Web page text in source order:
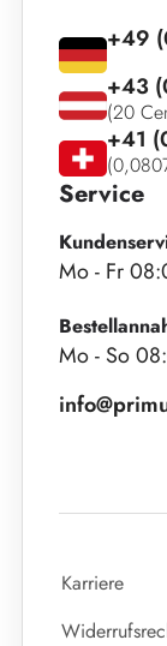
Service
Mo - Fr
Mo - So
+49
+43
(20
+41
Karriere